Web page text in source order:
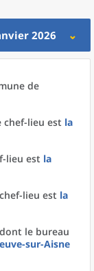
2026
de
chef-lieu est la
lieu est la
lieu est la
dont le bureau
sur-Aisne